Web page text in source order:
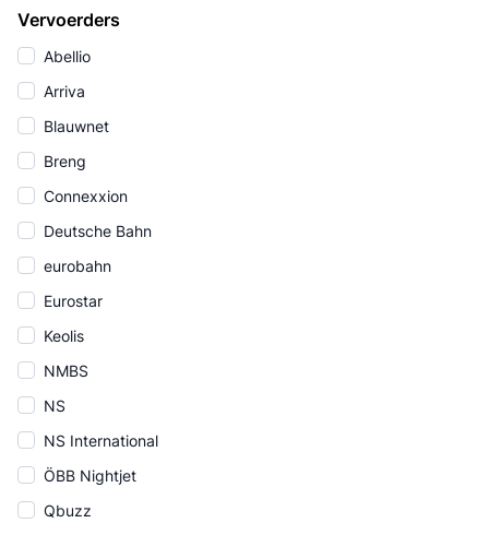
Vervoerders
Abellio
Arriva
Blauwnet
Breng
Connexxion
Deutsche Bahn
eurobahn
Eurostar
Keolis
NMBS
NS
NS International
ÖBB Nightjet
Qbuzz